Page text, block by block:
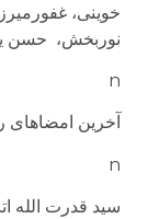
خوینی،
نوربخش، حسن
n
آخرین امضاهای
n
سید قدرت الله